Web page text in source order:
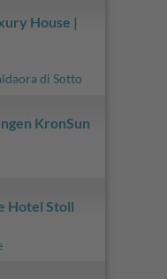
House |
di Sotto
KronSun
Hotel Stoll